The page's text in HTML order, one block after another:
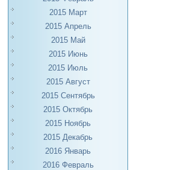
2015 Март
2015 Апрель
2015 Май
2015 Июнь
2015 Июль
2015 Август
2015 Сентябрь
2015 Октябрь
2015 Ноябрь
2015 Декабрь
2016 Январь
2016 Февраль